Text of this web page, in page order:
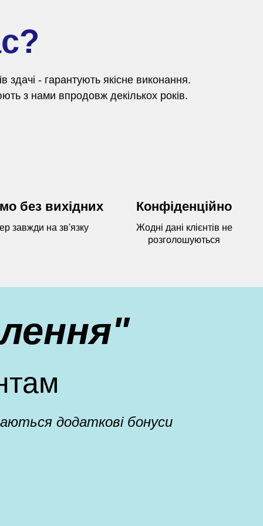
- гарантують якісне виконання.
з нами впродовж декількох років.
без вихідних
завжди на зв'язку
Конфіденційно
Жодні дані клієнтів не
розголошуються
додаткові бонуси